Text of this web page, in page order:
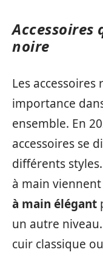
noire
Les
importance
ensemble. En
accessoires se
différents
à main
à main élégant
un autre
cuir classique